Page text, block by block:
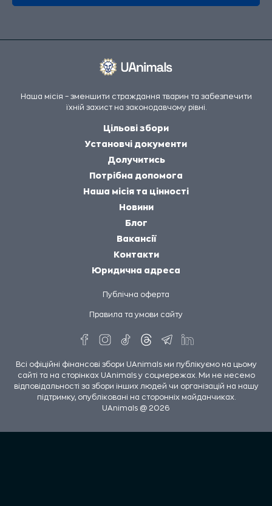
Наша місія – зменшити страждання тварин та забезпечити
їхній захист на законодавчому рівні.
Цільові збори
Установчі документи
Долучитись
Потрібна допомога
Наша місія та цінності
Новини
Блог
Вакансії
Контакти
Юридична адреса
Публічна оферта
Правила та умови сайту
Всі офіційні фінансові збори UAnimals ми публікуємо на цьому
сайті та на сторінках UAnimals у соцмережах. Ми не несемо
відповідальності за збори інших людей чи організацій на нашу
підтримку, опубліковані на сторонніх майданчиках.
UAnimals @ 2026